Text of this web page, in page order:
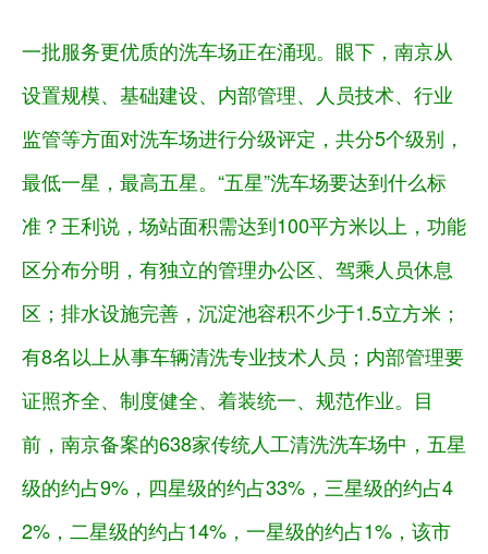
一批服务更优质的洗车场正在涌现。眼下，南京从
设置规模、基础建设、内部管理、人员技术、行业
监管等方面对洗车场进行分级评定，共分5个级别，
最低一星，最高五星。“五星”洗车场要达到什么标
准？王利说，场站面积需达到100平方米以上，功能
区分布分明，有独立的管理办公区、驾乘人员休息
区；排水设施完善，沉淀池容积不少于1.5立方米；
有8名以上从事车辆清洗专业技术人员；内部管理要
证照齐全、制度健全、着装统一、规范作业。目
前，南京备案的638家传统人工清洗洗车场中，五星
级的约占9%，四星级的约占33%，三星级的约占4
2%，二星级的约占14%，一星级的约占1%，该市